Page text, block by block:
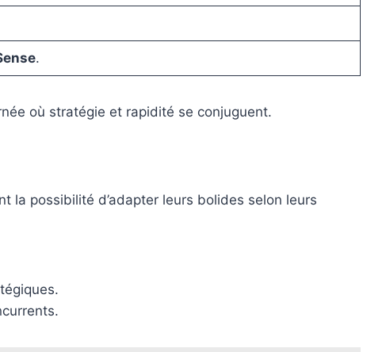
.
où stratégie et rapidité se conjuguent.
la possibilité d’adapter leurs bolides selon leurs